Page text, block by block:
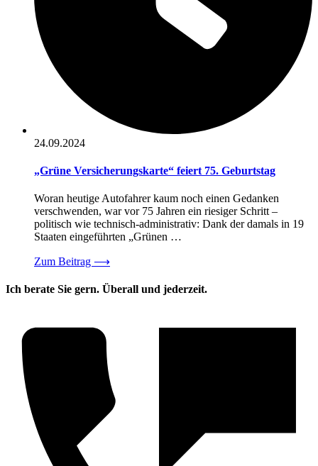
24.09.2024
„Grüne Versicherungskarte“ feiert 75. Geburtstag
Woran heutige Autofahrer kaum noch einen Gedanken
verschwenden, war vor 75 Jahren ein riesiger Schritt –
politisch wie technisch-administrativ: Dank der damals in 19
Staaten eingeführten „Grünen …
Zum Beitrag ⟶
Ich berate Sie gern. Überall und jederzeit.